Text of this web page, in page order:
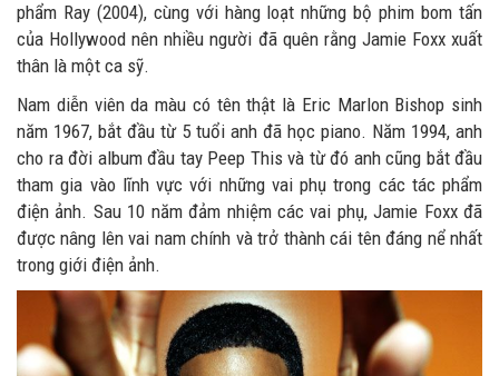
phẩm Ray (2004), cùng với hàng loạt những bộ phim bom tấn
của Hollywood nên nhiều người đã quên rằng Jamie Foxx xuất
thân là một ca sỹ.
Nam diễn viên da màu có tên thật là Eric Marlon Bishop sinh
năm 1967, bắt đầu từ 5 tuổi anh đã học piano. Năm 1994, anh
cho ra đời album đầu tay Peep This và từ đó anh cũng bắt đầu
tham gia vào lĩnh vực với những vai phụ trong các tác phẩm
điện ảnh. Sau 10 năm đảm nhiệm các vai phụ, Jamie Foxx đã
được nâng lên vai nam chính và trở thành cái tên đáng nể nhất
trong giới điện ảnh.